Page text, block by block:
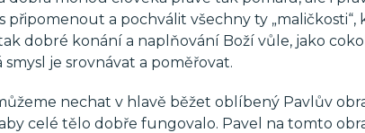
a pochválit všechny ty „maličkosti“,
dobré konání a naplňování Boží vůle, jako
je srovnávat a poměřovat.
nechat v hlavě běžet oblíbený Pavlův
celé tělo dobře fungovalo. Pavel na tomto